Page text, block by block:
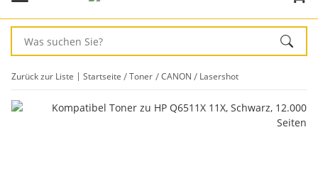
Zurück zur Liste Startseite Toner CANON Lasershot